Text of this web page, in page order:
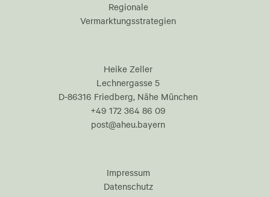
Regionale
Vermarktungsstrategien
Heike Zeller
Lechnergasse 5
D-86316 Friedberg, Nähe München
+49 172 364 86 09
post@aheu.bayern
Impressum
Datenschutz